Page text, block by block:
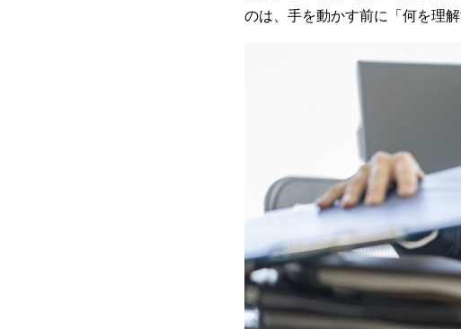
のは、手を動かす前に「何を理